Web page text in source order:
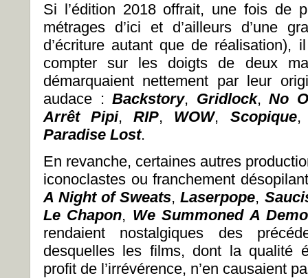
Si l’édition 2018 offrait, une fois de
métrages d’ici et d’ailleurs d’une
d’écriture autant que de réalisation),
compter sur les doigts de deux
démarquaient nettement par leur
audace :Backstory, Gridlock,No
Arrêt Pipi,RIP, WOW, Scopique
Paradise Lost.
En revanche, certaines autres
iconoclastes ou franchement
A Night of Sweats,Laserpope,
Le Chapon, We Summoned A
rendaient nostalgiques des
desquelles les films, dont la qualité
profit de l’irrévérence, n’en causaient